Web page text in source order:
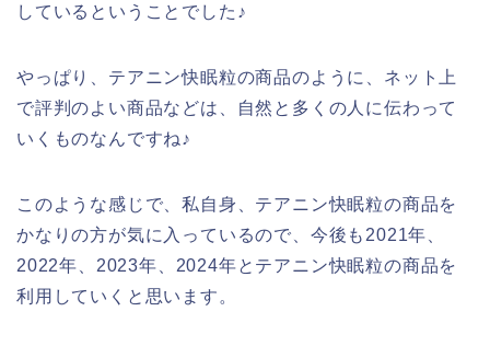
しているということでした♪
やっぱり、テアニン快眠粒の商品のように、ネット上
で評判のよい商品などは、自然と多くの人に伝わって
いくものなんですね♪
このような感じで、私自身、テアニン快眠粒の商品を
かなりの方が気に入っているので、今後も2021年、
2022年、2023年、2024年とテアニン快眠粒の商品を
利用していくと思います。